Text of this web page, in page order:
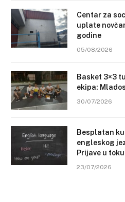
Centar za
uplate
godine
05/08/2026
Basket 3×3
ekipa:
30/07/2026
Besplatan
engleskog
Prijave u toku
23/07/2026